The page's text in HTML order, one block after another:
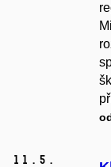
11. 5.